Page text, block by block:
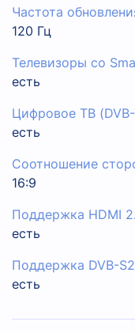
Частота
120 Гц
Телевизоры со
есть
Цифровое ТВ
есть
Соотношение
16:9
Поддержка HDMI
есть
Поддержка DVB-S2
есть